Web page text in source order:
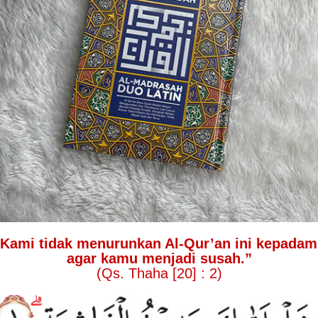
tidak menurunkan Al-Qur’an ini
agar kamu menjadi susah.”
(Qs. Thaha [20] : 2)